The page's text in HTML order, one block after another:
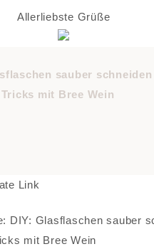
Allerliebste Grüße
Link
DIY: Glasflaschen sauber
mit Bree Wein